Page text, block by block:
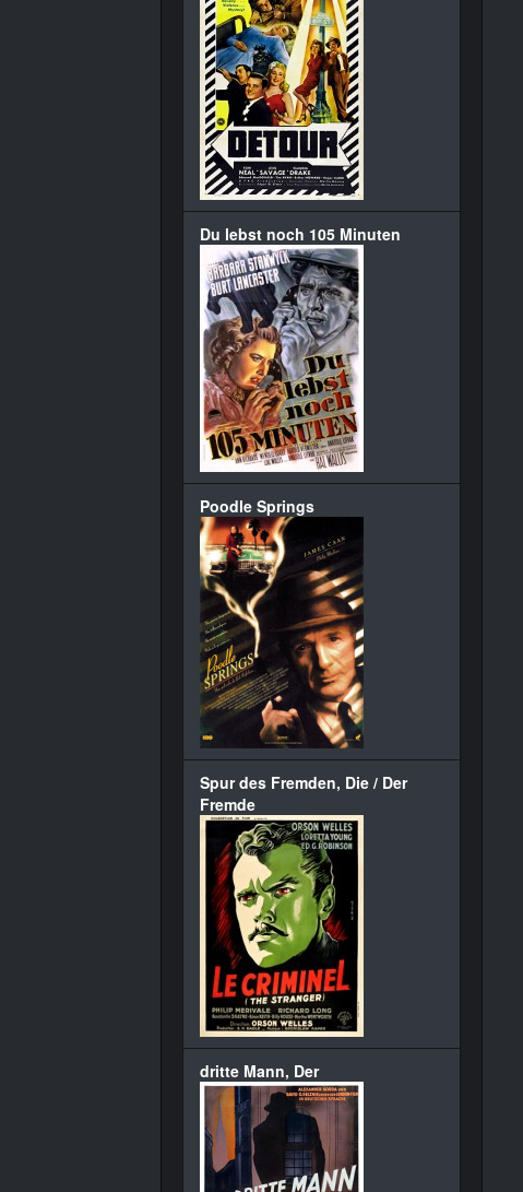
Du lebst noch 105 Minuten
Poodle Springs
Spur des Fremden, Die / Der
Fremde
dritte Mann, Der